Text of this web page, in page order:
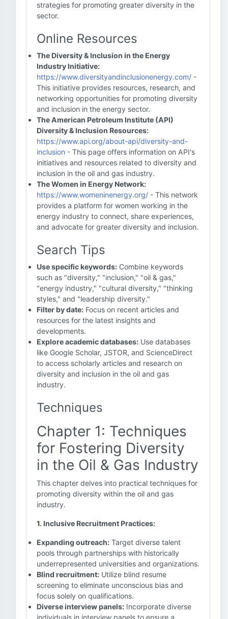
strategies for promoting greater diversity in the
sector.
Online Resources
The Diversity & Inclusion in the Energy
Industry Initiative:
https://www.diversityandinclusionenergy.com/ -
This initiative provides resources, research, and
networking opportunities for promoting diversity
and inclusion in the energy sector.
The American Petroleum Institute (API)
Diversity & Inclusion Resources:
https://www.api.org/about-api/diversity-and-
inclusion - This page offers information on API's
initiatives and resources related to diversity and
inclusion in the oil and gas industry.
The Women in Energy Network:
https://www.womeninenergy.org/ - This network
provides a platform for women working in the
energy industry to connect, share experiences,
and advocate for greater diversity and inclusion.
Search Tips
Use specific keywords: Combine keywords
such as "diversity," "inclusion," "oil & gas,"
"energy industry," "cultural diversity," "thinking
styles," and "leadership diversity."
Filter by date: Focus on recent articles and
resources for the latest insights and
developments.
Explore academic databases: Use databases
like Google Scholar, JSTOR, and ScienceDirect
to access scholarly articles and research on
diversity and inclusion in the oil and gas
industry.
Techniques
Chapter 1: Techniques
for Fostering Diversity
in the Oil & Gas Industry
This chapter delves into practical techniques for
promoting diversity within the oil and gas
industry.
1. Inclusive Recruitment Practices:
Expanding outreach: Target diverse talent
pools through partnerships with historically
underrepresented universities and organizations.
Blind recruitment: Utilize blind resume
screening to eliminate unconscious bias and
focus solely on qualifications.
Diverse interview panels: Incorporate diverse
individuals in interview panels to ensure a